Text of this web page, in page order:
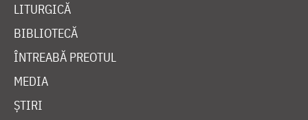
LITURGICĂ
BIBLIOTECĂ
ÎNTREABĂ PREOTUL
MEDIA
ȘTIRI